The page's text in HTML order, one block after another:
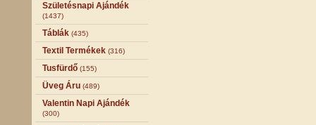
Születésnapi Ajándék
(1437)
Táblák (435)
Textil Termékek (316)
Tusfürdő (155)
Üveg Áru (489)
Valentin Napi Ajándék
(300)